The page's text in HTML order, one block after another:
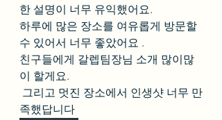
한 설명이 너무 유익했어요.
하루에 많은 장소를 여유롭게 방문할
수 있어서 너무 좋았어요 .
친구들에게 갈렙팀장님 소개 많이많
이 할게요.
족했답니다